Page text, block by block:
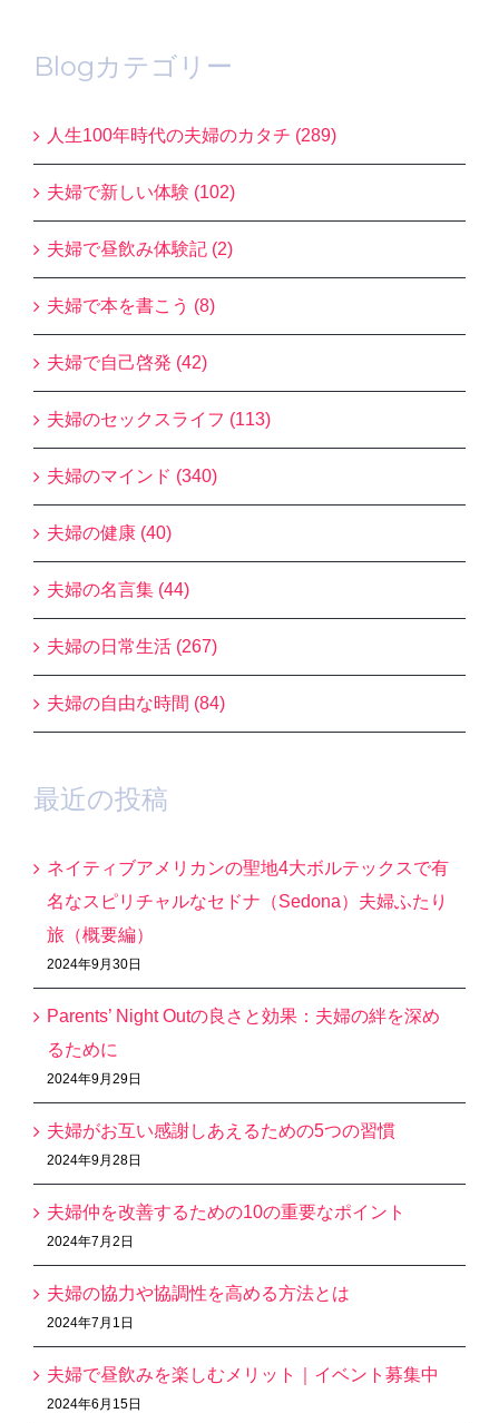
Blogカテゴリー
人生100年時代の夫婦のカタチ (289)
夫婦で新しい体験 (102)
夫婦で昼飲み体験記 (2)
夫婦で本を書こう (8)
夫婦で自己啓発 (42)
夫婦のセックスライフ (113)
夫婦のマインド (340)
夫婦の健康 (40)
夫婦の名言集 (44)
夫婦の日常生活 (267)
夫婦の自由な時間 (84)
最近の投稿
ネイティブアメリカンの聖地4大ボルテックスで有
名なスピリチャルなセドナ（Sedona）夫婦ふたり
旅（概要編）
2024年9月30日
Parents’ Night Outの良さと効果：夫婦の絆を深め
るために
2024年9月29日
夫婦がお互い感謝しあえるための5つの習慣
2024年9月28日
夫婦仲を改善するための10の重要なポイント
2024年7月2日
夫婦の協力や協調性を高める方法とは
2024年7月1日
夫婦で昼飲みを楽しむメリット｜イベント募集中
2024年6月15日